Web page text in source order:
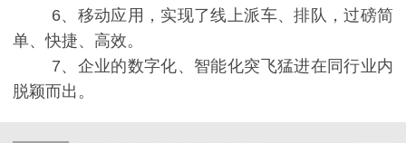
6、移动应用，实现了线上派车、排队，过磅简
单、快捷、高效。
7、企业的数字化、智能化突飞猛进在同行业内
脱颖而出。